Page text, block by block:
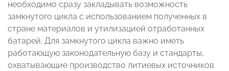
необходимо сразу закладывать возможность
замкнутого цикла с использованием полученных в
стране материалов и утилизацией отработанных
батарей. Для замкнутого цикла важно иметь
работающую законодательную базу и стандарты,
охватывающие производство литиевых источников